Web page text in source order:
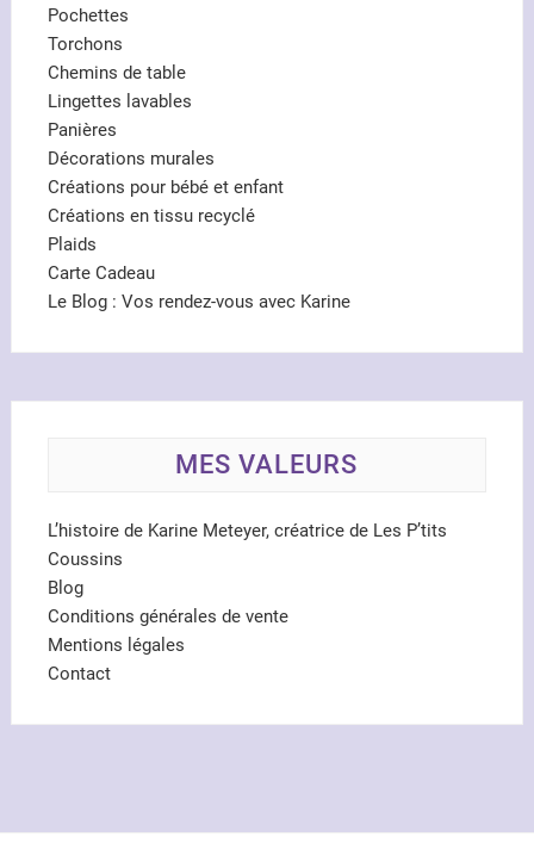
Pochettes
Torchons
Chemins de table
Lingettes lavables
Panières
Décorations murales
Créations pour bébé et enfant
Créations en tissu recyclé
Plaids
Carte Cadeau
Le Blog : Vos rendez-vous avec Karine
MES VALEURS
L’histoire de Karine Meteyer, créatrice de Les P’tits
Coussins
Blog
Conditions générales de vente
Mentions légales
Contact